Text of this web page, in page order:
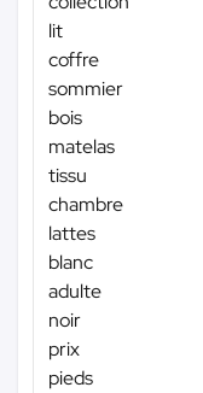
lit
coffre
sommier
bois
matelas
tissu
chambre
lattes
blanc
adulte
noir
prix
pieds